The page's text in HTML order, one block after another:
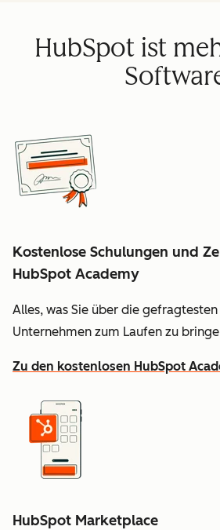
HubSpot ist
Kostenlose Schulungen und
HubSpot Academy
Alles, was Sie über die
Unternehmen zum Laufen zu
Zu den kostenlosen HubSpot
HubSpot Marketplace